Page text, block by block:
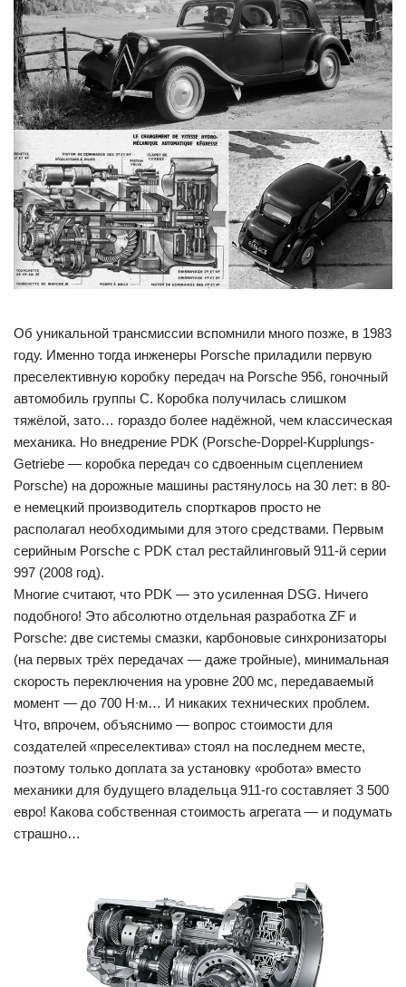
Об уникальной трансмиссии вспомнили много позже, в 1983
году. Именно тогда инженеры Porsche приладили первую
преселективную коробку передач на Porsche 956, гоночный
автомобиль группы С. Коробка получилась слишком
тяжёлой, зато… гораздо более надёжной, чем классическая
механика. Но внедрение PDK (Porsche-Doppel-Kupplungs-
Getriebe — коробка передач со сдвоенным сцеплением
Porsche) на дорожные машины растянулось на 30 лет: в 80-
е немецкий производитель спорткаров просто не
располагал необходимыми для этого средствами. Первым
серийным Porsche с PDK стал рестайлинговый 911-й серии
997 (2008 год).
Многие считают, что PDK — это усиленная DSG. Ничего
подобного! Это абсолютно отдельная разработка ZF и
Porsche: две системы смазки, карбоновые синхронизаторы
(на первых трёх передачах — даже тройные), минимальная
скорость переключения на уровне 200 мс, передаваемый
момент — до 700 Н∙м… И никаких технических проблем.
Что, впрочем, объяснимо — вопрос стоимости для
создателей «преселектива» стоял на последнем месте,
поэтому только доплата за установку «робота» вместо
механики для будущего владельца 911-го составляет 3 500
евро! Какова собственная стоимость агрегата — и подумать
страшно…